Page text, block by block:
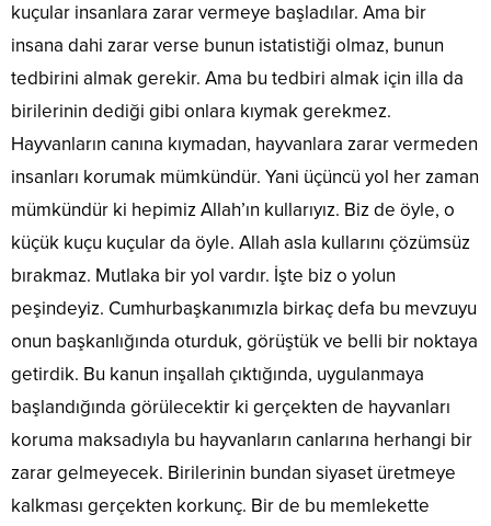
kuçular insanlara zarar vermeye başladılar. Ama bir
insana dahi zarar verse bunun istatistiği olmaz, bunun
tedbirini almak gerekir. Ama bu tedbiri almak için illa da
birilerinin dediği gibi onlara kıymak gerekmez.
Hayvanların canına kıymadan, hayvanlara zarar vermeden
insanları korumak mümkündür. Yani üçüncü yol her zaman
mümkündür ki hepimiz Allah’ın kullarıyız. Biz de öyle, o
küçük kuçu kuçular da öyle. Allah asla kullarını çözümsüz
bırakmaz. Mutlaka bir yol vardır. İşte biz o yolun
peşindeyiz. Cumhurbaşkanımızla birkaç defa bu mevzuyu
onun başkanlığında oturduk, görüştük ve belli bir noktaya
getirdik. Bu kanun inşallah çıktığında, uygulanmaya
başlandığında görülecektir ki gerçekten de hayvanları
koruma maksadıyla bu hayvanların canlarına herhangi bir
zarar gelmeyecek. Birilerinin bundan siyaset üretmeye
kalkması gerçekten korkunç. Bir de bu memlekette